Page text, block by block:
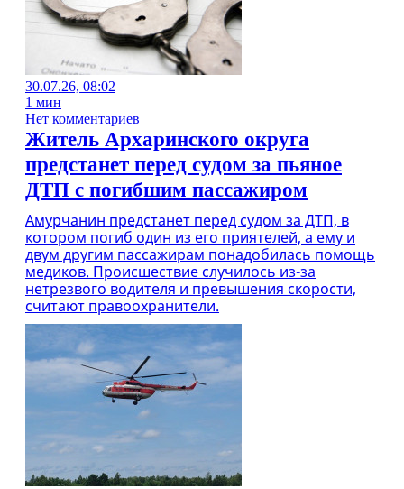
30.07.26, 08:02
1 мин
Нет комментариев
Житель Архаринского округа
предстанет перед судом за пьяное
ДТП с погибшим пассажиром
Амурчанин предстанет перед судом за ДТП, в
котором погиб один из его приятелей, а ему и
двум другим пассажирам понадобилась помощь
медиков. Происшествие случилось из-за
нетрезвого водителя и превышения скорости,
считают правоохранители.